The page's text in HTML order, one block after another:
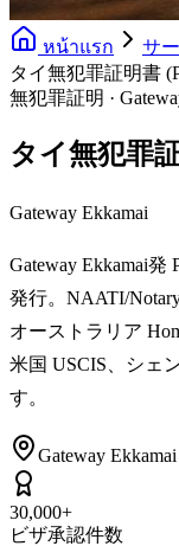
หน้าแรก サ
タイ無犯罪証明書
無犯罪証明 ·
タイ無犯罪
Gateway Ekkamai
Gateway Ekkamai発
発行。NAATI/
オーストラリア
米国 USCIS、シェ
す。
Gateway Ekkamai
30,000+
ビザ承認件数